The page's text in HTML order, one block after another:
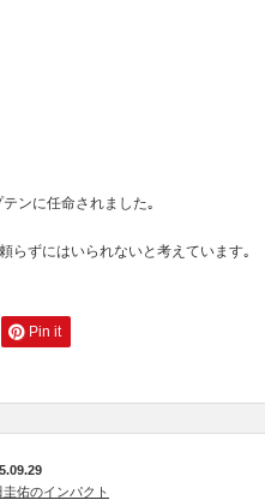
ンに任命されました｡
らずにはいられないと考えています｡
Pin it
圭佑のインパクト